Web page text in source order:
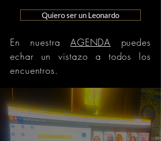
Quiero ser un Leonardo
En nuestra AGENDA puedes
echar un vistazo a todos los
encuentros.